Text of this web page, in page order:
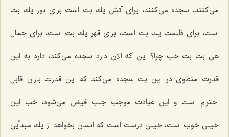
می‌كنند، سجده می‌كنند، برای آتش یك بت است برای نور یك بت
است، برای ظلمت یك بت است، برای قهر یك بت است، برای جمال
هی بت بت خب چرا؟ این كه الان دارد سجده می‌كند، دارد به این
قدرت منطوی در این بت سجده می‌كند كه این قدرت باران قابل
احترام است و این عبادت موجب جلب فیض می‌شود، خب این
خیلی خوب است، خیلی درست است كه انسان بخواهد از یك مبدأیی